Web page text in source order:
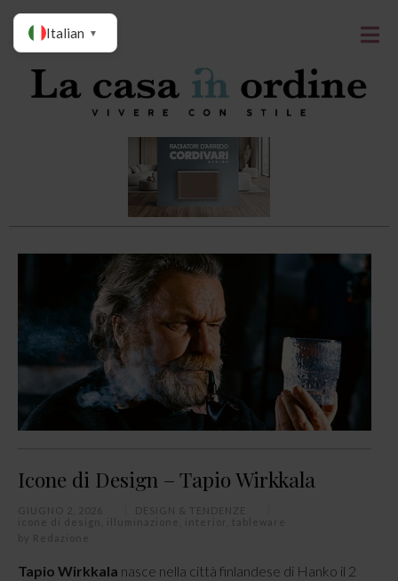
Icone di Design – Tapio Wirkkala
GIUGNO 2, 2026
DESIGN & TENDENZE
icone di design
illuminazione interior
tableware
Redazione
Tapio Wirkkala nasce nella città finlandese di Hanko il 2
Italian ▼